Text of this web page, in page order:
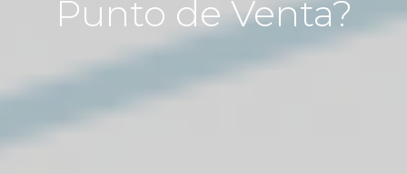
Punto de Venta?